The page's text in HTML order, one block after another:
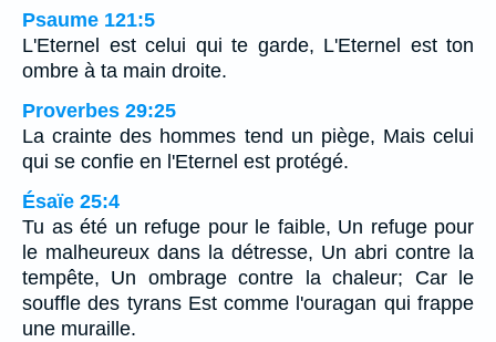
Psaume 121:5
L'Eternel est celui qui te garde, L'Eternel est ton
ombre à ta main droite.
Proverbes 29:25
La crainte des hommes tend un piège, Mais celui
qui se confie en l'Eternel est protégé.
Ésaïe 25:4
Tu as été un refuge pour le faible, Un refuge pour
le malheureux dans la détresse, Un abri contre la
tempête, Un ombrage contre la chaleur; Car le
souffle des tyrans Est comme l'ouragan qui frappe
une muraille.